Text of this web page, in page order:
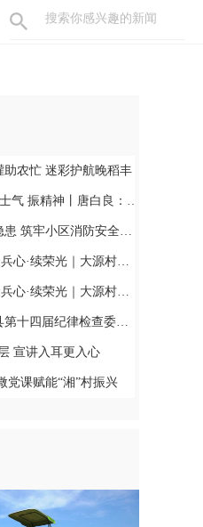
助农忙 迷彩护航晚稻丰
良：三十载丹心映党徽 一腔热血暖万家
筑牢小区消防安全防线
光｜大源村退役军人共话初心
光｜大源村退役军人共话初心
检查委员会召开第一次全体会议
宣讲入耳更入心
党课赋能“湘”村振兴